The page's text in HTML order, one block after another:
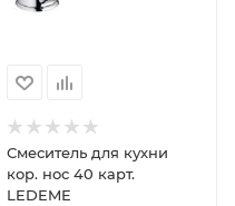
Смеситель для кухни
кор. нос 40 карт.
LEDEME